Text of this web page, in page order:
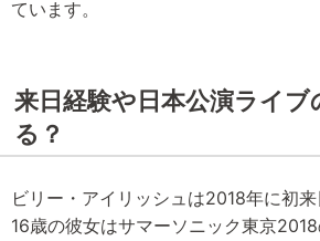
ています。
来日経験や日本公演ライブ
る？
ビリー・アイリッシュは2018年に初
16歳の彼女はサマーソニック東京2018